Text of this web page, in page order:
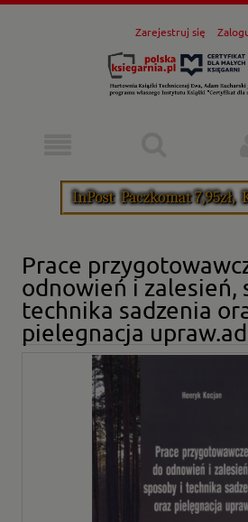
Zarejestruj się
Prace
odnowień i zalesień,
technika sadzenia
pielegnacja